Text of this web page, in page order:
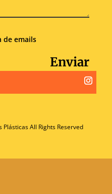
de emails
Enviar
All Rights Reserved